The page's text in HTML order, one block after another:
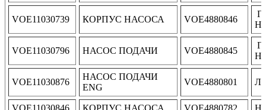
VOE11030739 КОРПУС НАСОСА VOE4880846
VOE11030796 НАСОС ПОДАЧИ VOE4880845
VOE11030876
НАСОС ПОДАЧИ
ENG
VOE4880801
VOE11030846 КОРПУС НАСОСА VOE4880782